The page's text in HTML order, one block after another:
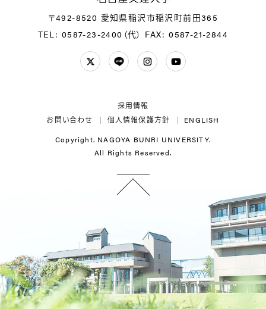
〒492-8520 愛知県稲沢市稲沢町前田365
TEL: 0587-23-2400（代） FAX: 0587-21-2844
ENGLISH
個人情報保護方針
お問い合わせ
採用情報
Copyright. NAGOYA BUNRI UNIVERSITY.
All Rights Reserved.